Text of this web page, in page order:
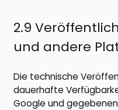
2.9
und andere
Die technische
dauerhafte
Google und